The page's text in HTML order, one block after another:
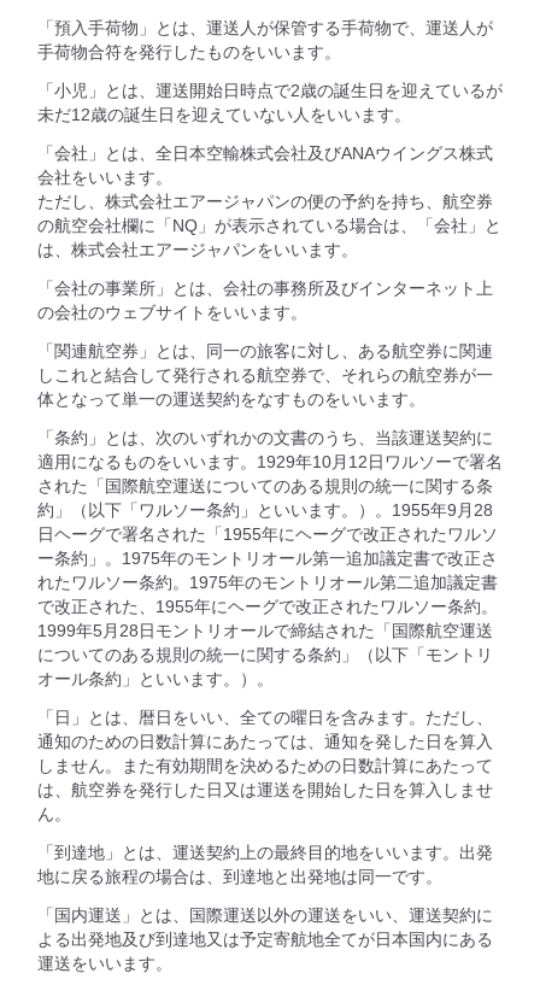
「預入手荷物」とは、運送人が保管する手荷物で、運送人が
手荷物合符を発行したものをいいます。
「小児」とは、運送開始日時点で2歳の誕生日を迎えているが
未だ12歳の誕生日を迎えていない人をいいます。
「会社」とは、全日本空輸株式会社及びANAウイングス株式
会社をいいます。
ただし、株式会社エアージャパンの便の予約を持ち、航空券
の航空会社欄に「NQ」が表示されている場合は、「会社」と
は、株式会社エアージャパンをいいます。
「会社の事業所」とは、会社の事務所及びインターネット上
の会社のウェブサイトをいいます。
「関連航空券」とは、同一の旅客に対し、ある航空券に関連
しこれと結合して発行される航空券で、それらの航空券が一
体となって単一の運送契約をなすものをいいます。
「条約」とは、次のいずれかの文書のうち、当該運送契約に
適用になるものをいいます。1929年10月12日ワルソーで署名
された「国際航空運送についてのある規則の統一に関する条
約」（以下「ワルソー条約」といいます。）。1955年9月28
日ヘーグで署名された「1955年にヘーグで改正されたワルソ
ー条約」。1975年のモントリオール第一追加議定書で改正さ
れたワルソー条約。1975年のモントリオール第二追加議定書
で改正された、1955年にヘーグで改正されたワルソー条約。
1999年5月28日モントリオールで締結された「国際航空運送
についてのある規則の統一に関する条約」（以下「モントリ
オール条約」といいます。）。
「日」とは、暦日をいい、全ての曜日を含みます。ただし、
通知のための日数計算にあたっては、通知を発した日を算入
しません。また有効期間を決めるための日数計算にあたって
は、航空券を発行した日又は運送を開始した日を算入しませ
ん。
「到達地」とは、運送契約上の最終目的地をいいます。出発
地に戻る旅程の場合は、到達地と出発地は同一です。
「国内運送」とは、国際運送以外の運送をいい、運送契約に
よる出発地及び到達地又は予定寄航地全てが日本国内にある
運送をいいます。